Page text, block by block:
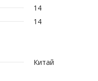
14
14
Китай